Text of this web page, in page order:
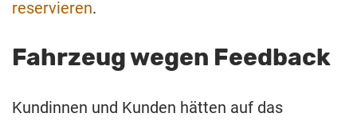
reservieren.
Fahrzeug wegen Feedback
Kundinnen und Kunden hätten auf das